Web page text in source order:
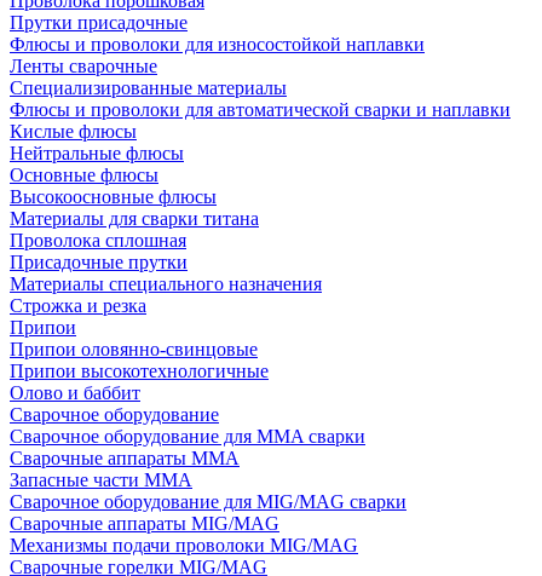
Прутки присадочные
Флюсы и проволоки для износостойкой наплавки
Ленты сварочные
Специализированные материалы
Флюсы и проволоки для автоматической сварки и наплавки
Кислые флюсы
Нейтральные флюсы
Основные флюсы
Высокоосновные флюсы
Материалы для сварки титана
Проволока сплошная
Присадочные прутки
Материалы специального назначения
Строжка и резка
Припои
Припои оловянно-свинцовые
Припои высокотехнологичные
Олово и баббит
Сварочное оборудование
Сварочное оборудование для MMA сварки
Сварочные аппараты MMA
Запасные части MMA
Сварочное оборудование для MIG/MAG сварки
Сварочные аппараты MIG/MAG
Механизмы подачи проволоки MIG/MAG
Сварочные горелки MIG/MAG